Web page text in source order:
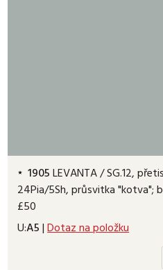
1905LEVANTA / SG.12,
24Pia/5Sh, průsvitka "kotva";
£50
U:A5|Dotaz na položku